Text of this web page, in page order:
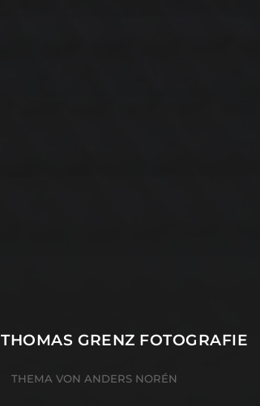
THOMAS GRENZ FOTOGRAFIE
THEMA VON ANDERS NORÉN